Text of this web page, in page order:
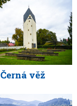
Černá věž